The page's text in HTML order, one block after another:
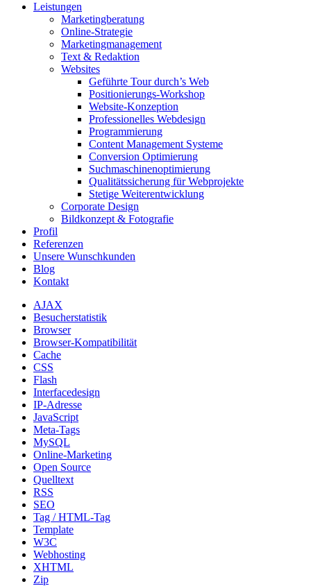
Leistungen
Marketingberatung
Online-Strategie
Marketingmanagement
Text & Redaktion
Websites
Geführte Tour durch’s Web
Positionierungs-Workshop
Website-Konzeption
Professionelles Webdesign
Programmierung
Content Management Systeme
Conversion Optimierung
Suchmaschinenoptimierung
Qualitätssicherung für Webprojekte
Stetige Weiterentwicklung
Corporate Design
Bildkonzept & Fotografie
Profil
Referenzen
Unsere Wunschkunden
Blog
Kontakt
AJAX
Besucherstatistik
Browser
Browser-Kompatibilität
Cache
CSS
Flash
Interfacedesign
IP-Adresse
JavaScript
Meta-Tags
MySQL
Online-Marketing
Open Source
Quelltext
RSS
SEO
Tag / HTML-Tag
Template
W3C
Webhosting
XHTML
Zip